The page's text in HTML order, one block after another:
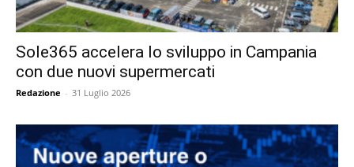
Sole365 accelera lo sviluppo in Campania
con due nuovi supermercati
Redazione - 31 Luglio 2026